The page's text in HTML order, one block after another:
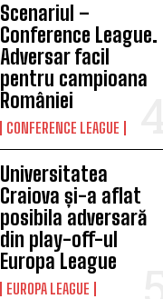
Scenariul –
Conference League.
Adversar facil
pentru campioana
României
CONFERENCE LEAGUE
Universitatea
Craiova și-a aflat
posibila adversară
din play-off-ul
Europa League
EUROPA LEAGUE